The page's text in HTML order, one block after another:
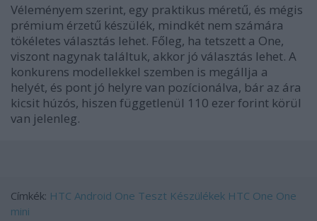
Véleményem szerint, egy praktikus méretű, és mégis
prémium érzetű készülék, mindkét nem számára
tökéletes választás lehet. Főleg, ha tetszett a One,
viszont nagynak találtuk, akkor jó választás lehet. A
konkurens modellekkel szemben is megállja a
helyét, és pont jó helyre van pozícionálva, bár az ára
kicsit húzós, hiszen függetlenül 110 ezer forint körül
van jelenleg.
Címkék: HTC Android One Teszt Készülékek HTC One One
mini